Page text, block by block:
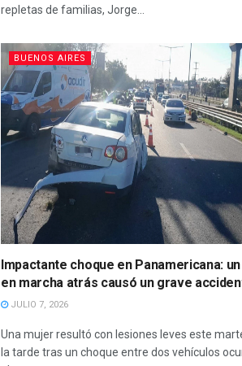
repletas de familias, Jorge...
BUENOS AIRES
Impactante choque en Panamericana:
en marcha atrás causó un grave
JULIO 7, 2026
Una mujer resultó con lesiones leves este
la tarde tras un choque entre dos vehículos